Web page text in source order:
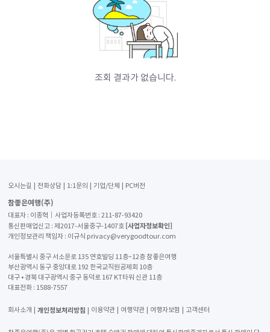
조회 결과가 없습니다.​
오시는길 전화상담 1:1문의 기업/단체 PC버전
참좋은여행(주)
대표자 : 이종혁│사업자등록번호 : 211-87-93420
통신판매업신고 : 제2017-서울중구-1407호 [사업자정보확인]
개인정보관리 책임자 : 이규식 privacy@verygoodtour.com
서울특별시 중구 서소문로 135 연호빌딩 11층~12층 참좋은여행
부산광역시 동구 중앙대로 192 한국교직원공제회 10층
대구 • 경북 대구광역시 중구 동덕로 167 KT타워 신관 11층
대표전화 : 1588-7557
회사소개 개인정보처리방침 이용약관 여행약관 여행자보험 고객센터